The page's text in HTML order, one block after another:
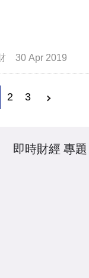
30 Apr 2019
2 3
即時財經 專題